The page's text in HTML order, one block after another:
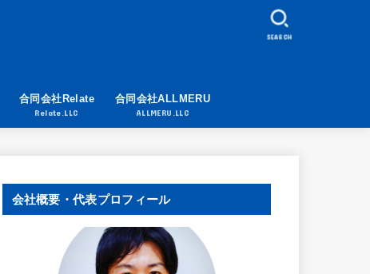
合同会社Relate
Relate.LLC
合同会社ALLMERU
ALLMERU.LLC
SEARCH
会社概要・代表プロフィール